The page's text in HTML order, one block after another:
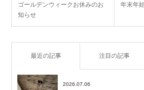
ゴールデンウィークお休みのお
知らせ
年末年
最近の記事 注目の記事
2026.07.06